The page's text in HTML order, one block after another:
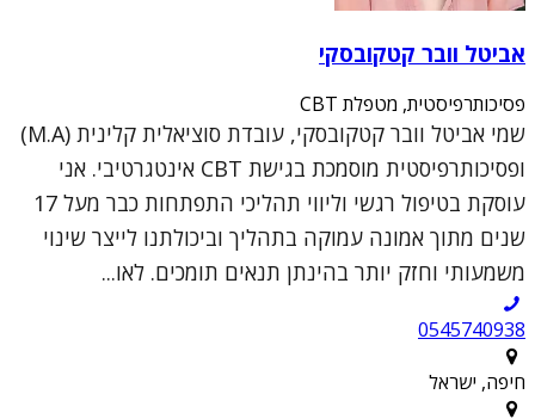
אביטל וובר קטקובסקי
פסיכותרפיסטית, מטפלת CBT
שמי אביטל וובר קטקובסקי, עובדת סוציאלית קלינית (M.A)
ופסיכותרפיסטית מוסמכת בגישת CBT אינטגרטיבי. אני
עוסקת בטיפול רגשי וליווי תהליכי התפתחות כבר מעל 17
שנים מתוך אמונה עמוקה בתהליך וביכולתנו לייצר שינוי
משמעותי וחזק יותר בהינתן תנאים תומכים. לאו...
0545740938
חיפה, ישראל